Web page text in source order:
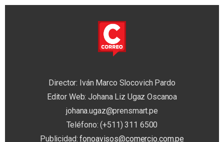
Director: Iván Marco Slocovich Pardo
Editor Web: Johana Liz Ugaz Oscanoa
johana.ugaz@prensmart.pe
Teléfono: (+511) 311 6500
Publicidad:fonoavisos@comercio.com.pe